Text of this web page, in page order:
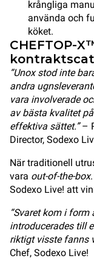
krångliga
använda och
köket.
CHEFTOP-
“Unox stod inte
andra
vara involverade
av bästa kvalitet
effektiva sättet.”–
Director, Sodexo
När traditionell
vara out-of-the-box
Sodexo Live! att
“Svaret kom i form
introducerades till
riktigt visste fanns
Chef, Sodexo Live!